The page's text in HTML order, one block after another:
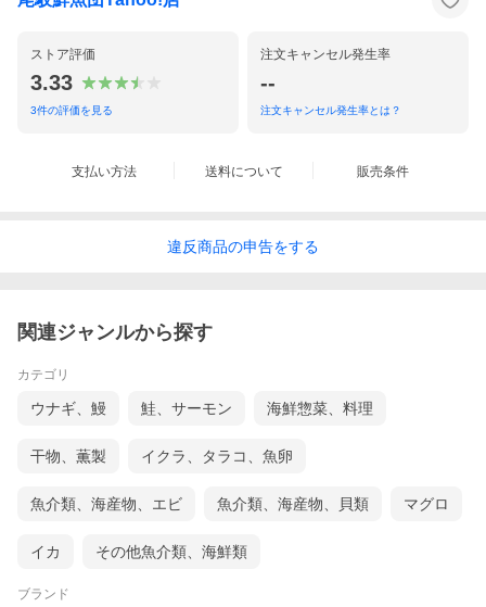
ストア評価
3.33
3件の評価を見る
注文キャンセル発生率
--
注文キャンセル発生率とは？
支払い方法 送料について 販売条件
違反商品の申告をする
関連ジャンルから探す
カテゴリ
ウナギ、鰻 鮭、サーモン 海鮮惣菜、料理
干物、薫製 イクラ、タラコ、魚卵
魚介類、海産物、エビ 魚介類、海産物、貝類 マグロ
イカ その他魚介類、海鮮類
ブランド